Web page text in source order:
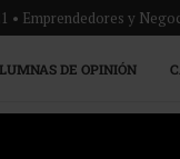
• Emprendedores y
DE OPINIÓN